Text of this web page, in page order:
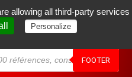
FOOTER
0
allowing all third-party services
Personalize